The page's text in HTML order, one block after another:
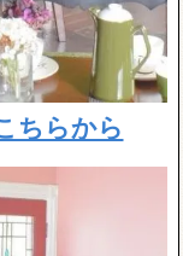
ちらから